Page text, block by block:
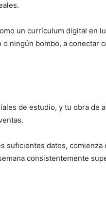
un currículum digital en
ningún bombo, a conectar
de estudio, y tu obra de
datos, comienza
consistentemente